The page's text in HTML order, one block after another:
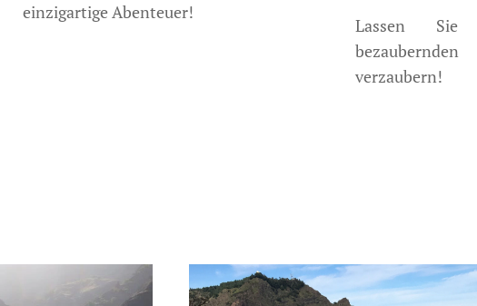
einzigartige Abenteuer!
Lassen
verzaubern!